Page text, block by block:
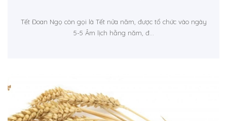
Tết Đoan Ngọ còn gọi là Tết nửa năm, được tổ chức vào ngày
5-5 Âm lịch hằng năm, đ...